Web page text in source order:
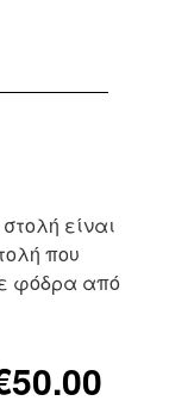
είναι
που
φόδρα από